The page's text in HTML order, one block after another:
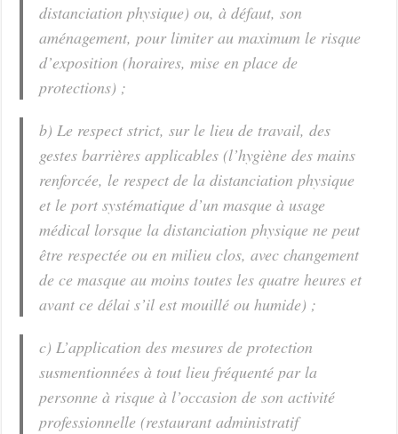
distanciation physique) ou, à défaut, son
aménagement, pour limiter au maximum le risque
d’exposition (horaires, mise en place de
protections) ;
b) Le respect strict, sur le lieu de travail, des
gestes barrières applicables (l’hygiène des mains
renforcée, le respect de la distanciation physique
et le port systématique d’un masque à usage
médical lorsque la distanciation physique ne peut
être respectée ou en milieu clos, avec changement
de ce masque au moins toutes les quatre heures et
avant ce délai s’il est mouillé ou humide) ;
c) L’application des mesures de protection
susmentionnées à tout lieu fréquenté par la
personne à risque à l’occasion de son activité
professionnelle (restaurant administratif